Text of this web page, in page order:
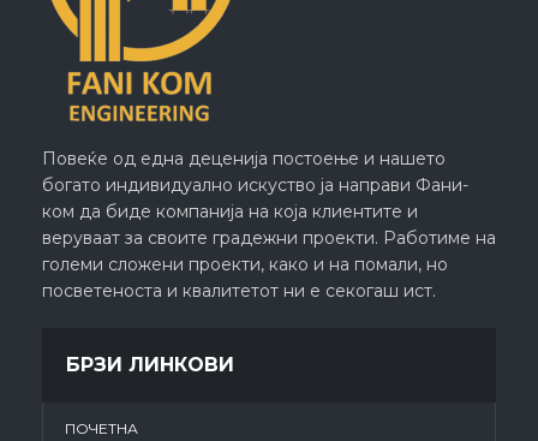
Повеќе од една деценија постоење и нашето
богато индивидуално искуство ја направи Фани-
ком да биде компанија на која клиентите и
веруваат за своите градежни проекти. Работиме на
големи сложени проекти, како и на помали, но
посветеноста и квалитетот ни е секогаш ист.
БРЗИ ЛИНКОВИ
ПОЧЕТНА